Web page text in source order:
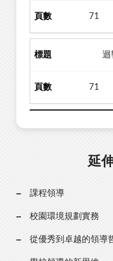
71
迴
71
延
課程領導
校園環境規劃實務
從優秀到卓越的領導